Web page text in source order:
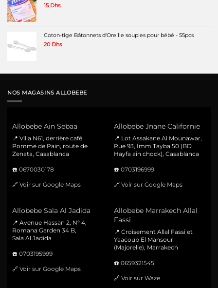
15 Dhs
Coton-tige Bâtonnets d'Oreille souples pour bébé - 55pcs
20 Dhs
NOS MAGASINS ALLOBEBE
Allobebe Ain Sebaa
📍 Villa N61, derrière café
Pomme de Pain, route de
Zenata, Casablanca
☎️ 0670030178
🔗 Voir sur Google Maps
Allobebe Jnane Californie
📍 Lot Assakane Al Mounawar,
Rue 93, Imm Tayba 50 (BD
Hayfa ain chock), Casablanca
☎️ 0703196999
🔗 Voir sur Google Maps
Allobebe Sala Al Jadida
📍 Avenue Hassan 2, N° 4,
Romana Garden 34 B,
Sala Al Jadida
☎️ 0703195999
🔗 Voir sur Google Maps
Allobebe Marrakech Allal
Fassi
📍 Croisement Allal Fassi et
Yaacoub El Mansour
(Majorelle), Marrakech
☎️ 0659321545
🔗 Voir sur Waze